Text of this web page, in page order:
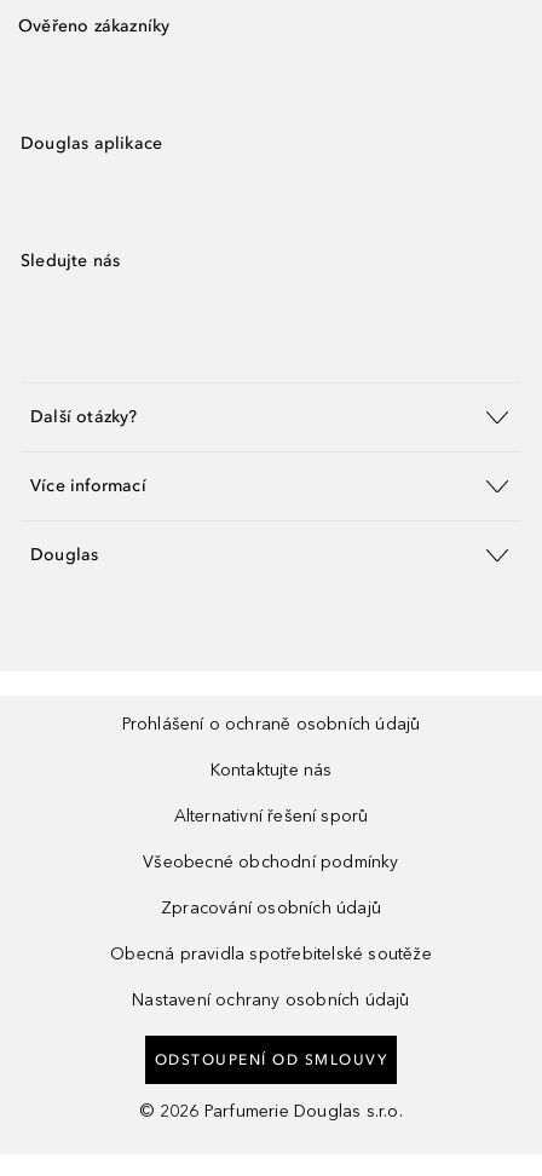
Ověřeno zákazníky
Douglas aplikace
Sledujte nás
Další otázky?
Více informací
Douglas
Prohlášení o ochraně osobních údajů
Kontaktujte nás
Alternativní řešení sporů
Všeobecné obchodní podmínky
Zpracování osobních údajů
Obecná pravidla spotřebitelské soutěže
Nastavení ochrany osobních údajů
ODSTOUPENÍ OD SMLOUVY
© 2026 Parfumerie Douglas s.r.o.